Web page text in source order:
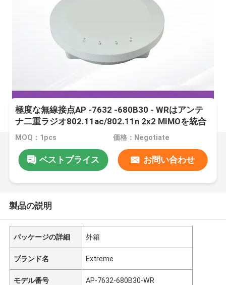
極度な無線接点AP -7632 -680B30 - WRはアンテ
ナ二重ラジオ802.11ac/802.11n 2x2 MIMOを統合
した
MOQ：1pcs 価格：Negotiate
ベストプライス お問い合わせ
製品の説明
パッケージの詳細 外箱
ブランド名 Extreme
モデル番号 AP-7632-680B30-WR